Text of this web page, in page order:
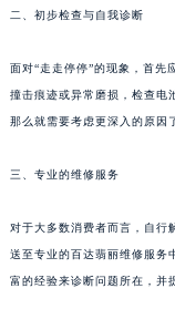
二、初步检查与自我诊断
面对“走走停停”的现象，首先
撞击痕迹或异常磨损，检查电
那么就需要考虑更深入的原因
三、专业的维修服务
对于大多数消费者而言，自行
送至专业的百达翡丽维修服务
富的经验来诊断问题所在，并